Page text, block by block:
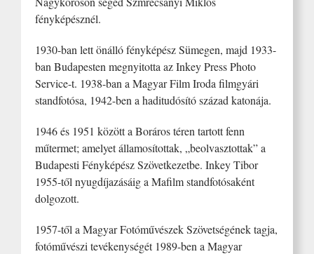
fényképésznél.
1930-ban lett önálló fényképész Sümegen, majd 1933-
ban Budapesten megnyitotta az Inkey Press Photo
Service-t. 1938-ban a Magyar Film Iroda filmgyári
standfotósa, 1942-ben a haditudósító század katonája.
1946 és 1951 között a Boráros téren tartott fenn
műtermet; amelyet államosítottak, „beolvasztottak” a
Budapesti Fényképész Szövetkezetbe. Inkey Tibor
1955-től nyugdíjazásáig a Mafilm standfotósaként
dolgozott.
1957-től a Magyar Fotóművészek Szövetségének tagja,
fotóművészi tevékenységét 1989-ben a Magyar